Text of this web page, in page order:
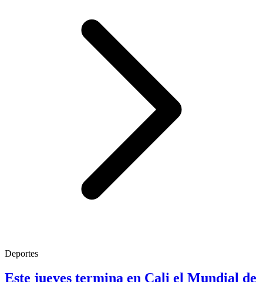
Deportes
Este jueves termina en Cali el Mundial de